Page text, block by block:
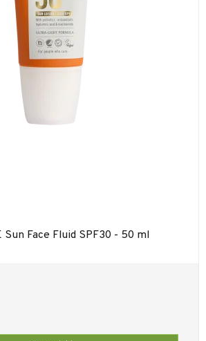
Sun Face Fluid SPF30 - 50 ml